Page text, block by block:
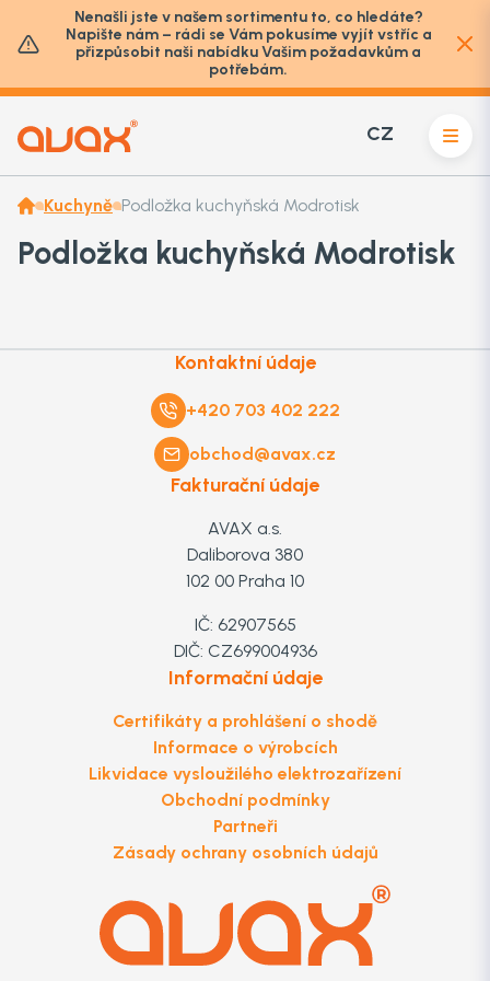
Nenašli jste v našem sortimentu to, co hledáte?
Napište nám – rádi se Vám pokusíme vyjít vstříc a
přizpůsobit naši nabídku Vašim požadavkům a
potřebám.
CZ
Kuchyně Podložka kuchyňská Modrotisk
Podložka kuchyňská Modrotisk
Kontaktní údaje
+420 703 402 222
obchod@avax.cz
Fakturační údaje
AVAX a.s.
Daliborova 380
102 00 Praha 10
IČ: 62907565
DIČ: CZ699004936
Informační údaje
Certifikáty a prohlášení o shodě
Informace o výrobcích
Likvidace vysloužilého elektrozařízení
Obchodní podmínky
Partneři
Zásady ochrany osobních údajů